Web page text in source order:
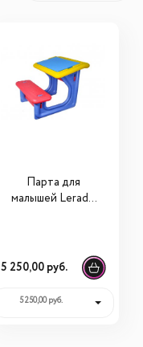
Парта для
малышей Lerado
5 250,00 руб.
5 250,00 руб.